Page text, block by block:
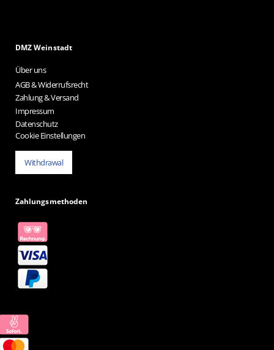
DMZ Weinstadt
Über uns
AGB & Widerrufsrecht
Zahlung & Versand
Impressum
Datenschutz
Cookie Einstellungen
Withdrawal
Zahlungsmethoden